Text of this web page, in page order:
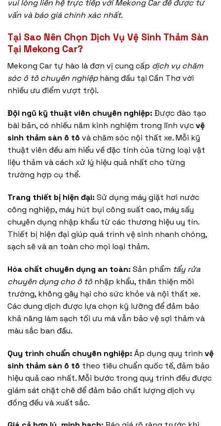
vui lòng liên hệ trực tiếp với Mekong Car để được tư
vấn và báo giá chính xác nhất.
Tại Sao Nên Chọn Dịch Vụ Vệ Sinh Thảm Sàn
Tại Mekong Car?
Mekong Car tự hào là đơn vị cung cấp dịch vụ chăm
sóc ô tô chuyên nghiệphàng đầu tại Cần Thơ với
nhiều ưu điểm vượt trội.
Đội ngũ kỹ thuật viên chuyên nghiệp: Được đào tạo
bài bản, có nhiều năm kinh nghiệm trong lĩnh vựcvệ
sinh thảm sàn ô tô và chăm sóc nội thất xe. Mỗi kỹ
thuật viên đều am hiểu về đặc tính của từng loại vật
liệu thảm và cách xử lý hiệu quả nhất cho từng
trường hợp cụ thể.
Trang thiết bị hiện đại: Sử dụng máy giặt hơi nước
công nghiệp, máy hút bụi công suất cao, máy sấy
chuyên dụng nhập khẩu từ các thương hiệu uy tín.
Thiết bị hiện đại giúp quá trình vệ sinh nhanh chóng,
sạch sẽ và an toàn cho mọi loại thảm.
Hóa chất chuyên dụng an toàn: Sản phẩm tẩy rửa
chuyên dụng cho ô tô nhập khẩu, thân thiện môi
trường, không gây hại cho sức khỏe và nội thất xe.
Các dung dịch được lựa chọn kỹ lưỡng để đảm bảo
khả năng làm sạch tối ưu mà vẫn bảo vệ sợi thảm và
màu sắc ban đầu.
Quy trình chuẩn chuyên nghiệp: Áp dụng quy trình vệ
sinh thảm sàn ô tô theo tiêu chuẩn quốc tế, đảm bảo
hiệu quả cao nhất. Mỗi bước trong quy trình đều được
giám sát chặt chẽ để đảm bảo chất lượng dịch vụ
đồng đều và xuất sắc.